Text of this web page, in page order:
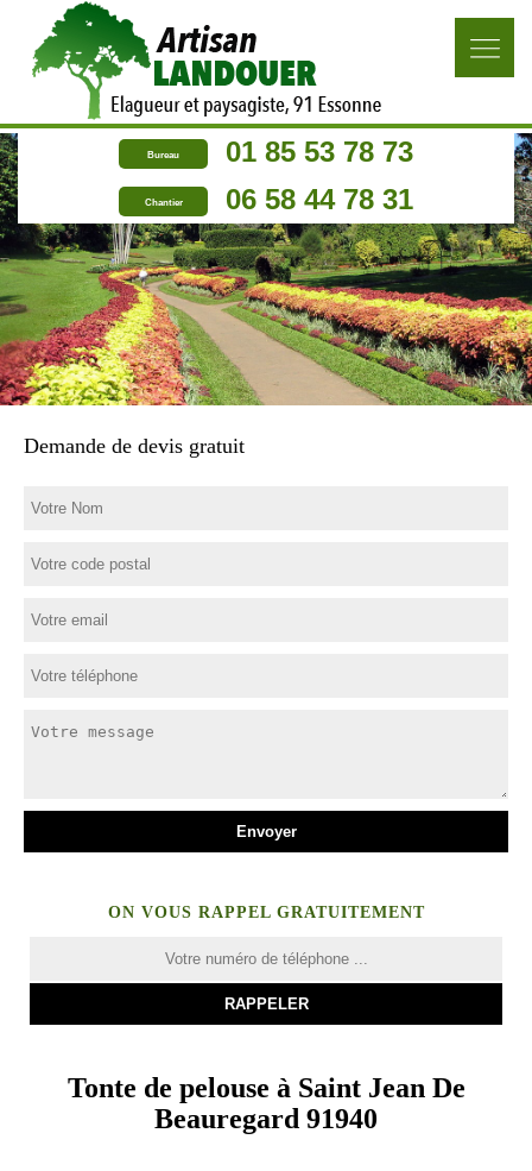
Bureau 01 85 53 78 73
Chantier 06 58 44 78 31
Demande de devis gratuit
ON VOUS RAPPEL GRATUITEMENT
Tonte de pelouse à Saint Jean De
Beauregard 91940